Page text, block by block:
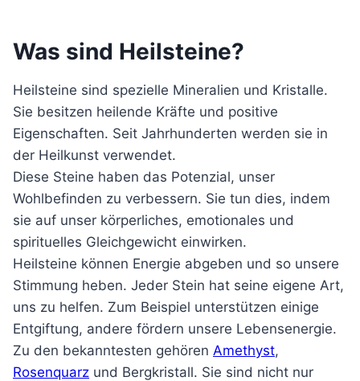
Was sind Heilsteine?
Heilsteine sind spezielle Mineralien und Kristalle.
Sie besitzen heilende Kräfte und positive
Eigenschaften. Seit Jahrhunderten werden sie in
der Heilkunst verwendet.
Diese Steine haben das Potenzial, unser
Wohlbefinden zu verbessern. Sie tun dies, indem
sie auf unser körperliches, emotionales und
spirituelles Gleichgewicht einwirken.
Heilsteine können Energie abgeben und so unsere
Stimmung heben. Jeder Stein hat seine eigene Art,
uns zu helfen. Zum Beispiel unterstützen einige
Entgiftung, andere fördern unsere Lebensenergie.
Zu den bekanntesten gehören Amethyst,
Rosenquarz und Bergkristall. Sie sind nicht nur